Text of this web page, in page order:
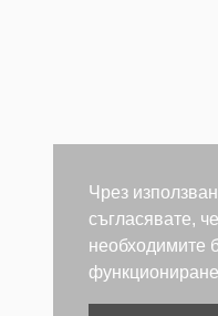
Чрез
съгласявате,
необходимите